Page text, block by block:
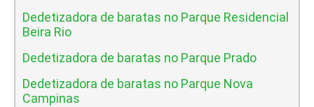
Dedetizadora de baratas no Parque Residencial
Beira Rio
Dedetizadora de baratas no Parque Prado
Dedetizadora de baratas no Parque Nova
Campinas